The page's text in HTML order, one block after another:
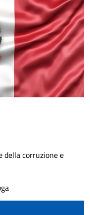
della corruzione e